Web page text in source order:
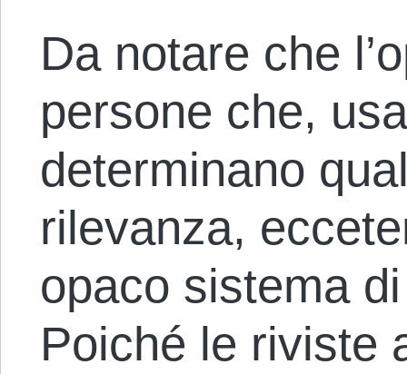
Da notare che
persone che,
determinano
rilevanza,
opaco sistema
Poiché le riviste